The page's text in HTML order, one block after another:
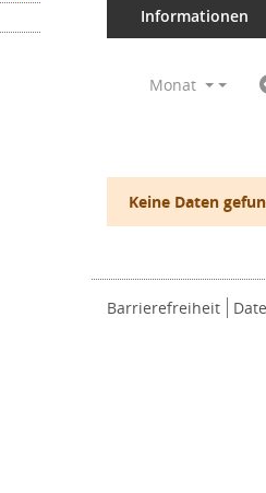
Informationen
Monat
Keine Daten
Barrierefreiheit